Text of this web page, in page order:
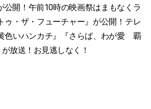
公開！午前10時の映画祭はまもなくラ
ゥ・ザ・フューチャー』が公開！テレ
色いハンカチ』『さらば、わが愛 覇
放送！お見逃しなく！